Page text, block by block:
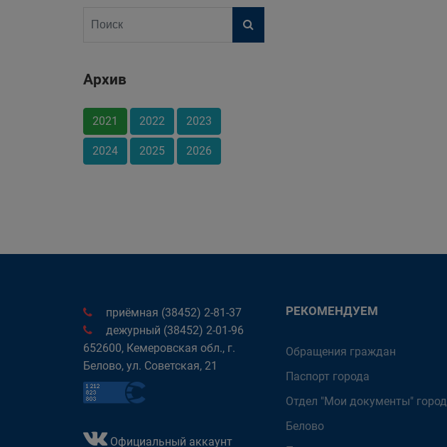
Архив
2021 2022 2023
2024 2025 2026
приёмная (38452) 2-81-37
дежурный (38452) 2-01-96
652600, Кемеровская обл., г.
Белово, ул. Советская, 21
Официальный аккаунт
РЕКОМЕНДУЕМ
Обращения граждан
Паспорт города
Отдел "Мои документы" город
Белово